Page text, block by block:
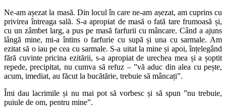
Ne-am așezat la masă. Din locul în care ne-am așezat, am cuprins cu
privirea întreaga sală. S-a apropiat de masă o fată tare frumoasă și,
cu un zâmbet larg, a pus pe masă farfurii cu mâncare. Când a ajuns
lângă mine, mi-a întins o farfurie cu supă și una cu sarmale. Am
ezitat să o iau pe cea cu sarmale. S-a uitat la mine și apoi, înțelegând
fără cuvinte pricina ezitării, s-a apropiat de urechea mea și a șoptit
repede, precipitat, nu cumva să refuz – ”vă aduc din alea cu pește,
acum, imediat, au făcut la bucătărie, trebuie să mâncați”.
Îmi dau lacrimile și nu mai pot să vorbesc și să spun ”nu trebuie,
puiule de om, pentru mine”.